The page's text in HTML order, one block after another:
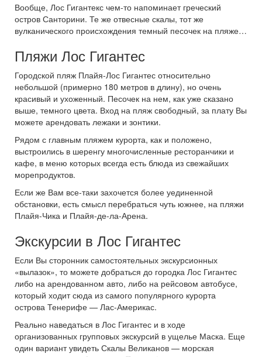
Вообще, Лос Гигантекс чем-то напоминает греческий
остров Санторини. Те же отвесные скалы, тот же
вулканического происхождения темный песочек на пляже…
Пляжи Лос Гигантес
Городской пляж Плайя-Лос Гигантес относительно
небольшой (примерно 180 метров в длину), но очень
красивый и ухоженный. Песочек на нем, как уже сказано
выше, темного цвета. Вход на пляж свободный, за плату Вы
можете арендовать лежаки и зонтики.
Рядом с главным пляжем курорта, как и положено,
выстроились в шеренгу многочисленные ресторанчики и
кафе, в меню которых всегда есть блюда из свежайших
морепродуктов.
Если же Вам все-таки захочется более уединенной
обстановки, есть смысл перебраться чуть южнее, на пляжи
Плайя-Чика и Плайя-де-ла-Арена.
Экскурсии в Лос Гигантес
Если Вы сторонник самостоятельных экскурсионных
«вылазок», то можете добраться до городка Лос Гигантес
либо на арендованном авто, либо на рейсовом автобусе,
который ходит сюда из самого популярного курорта
острова Тенерифе — Лас-Америкас.
Реально наведаться в Лос Гигантес и в ходе
организованных групповых экскурсий в ущелье Маска. Еще
один вариант увидеть Скалы Великанов — морская